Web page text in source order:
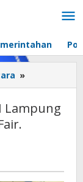
»
Pemilihan
PWI
Lampung